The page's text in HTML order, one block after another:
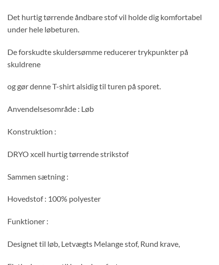
Det hurtig tørrende åndbare stof vil holde dig komfortabel
under hele løbeturen.
De forskudte skuldersømme reducerer trykpunkter på
skuldrene
og gør denne T-shirt alsidig til turen på sporet.
Anvendelsesområde : Løb
Konstruktion :
DRYO xcell hurtig tørrende strikstof
Sammen sætning :
Hovedstof : 100% polyester
Funktioner :
Designet til løb, Letvægts Melange stof, Rund krave,